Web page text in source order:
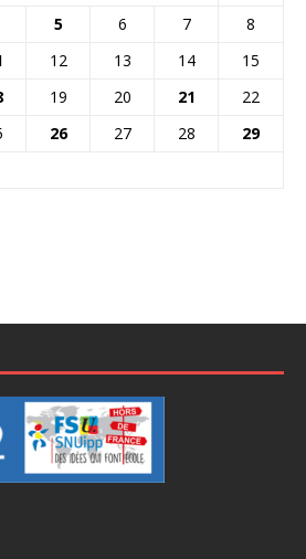
5 6 7
8
12 13 14
15
19 20 21
22
26 27 28
29